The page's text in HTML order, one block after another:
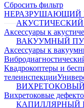
Сбросить фильтр
НЕРАЗРУШАЮЩИЙ
Аксессуары к
ВАКУУМНЫЙ
Аксессуары к
Квадрокоптеры и
телеинспекции
Вихретоковые
КАПИЛЛЯРНЫЙ